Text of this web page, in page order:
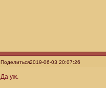
Поделиться2019-06-03 20:07:26
Да уж.